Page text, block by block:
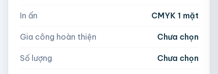
− + hộp
AI, PDF, EPS, PSD, PNG, JPG (tối đa 50MB)
In ấn CMYK 1 mặt
Gia công hoàn thiện Chưa chọn
Số lượng Chưa chọn